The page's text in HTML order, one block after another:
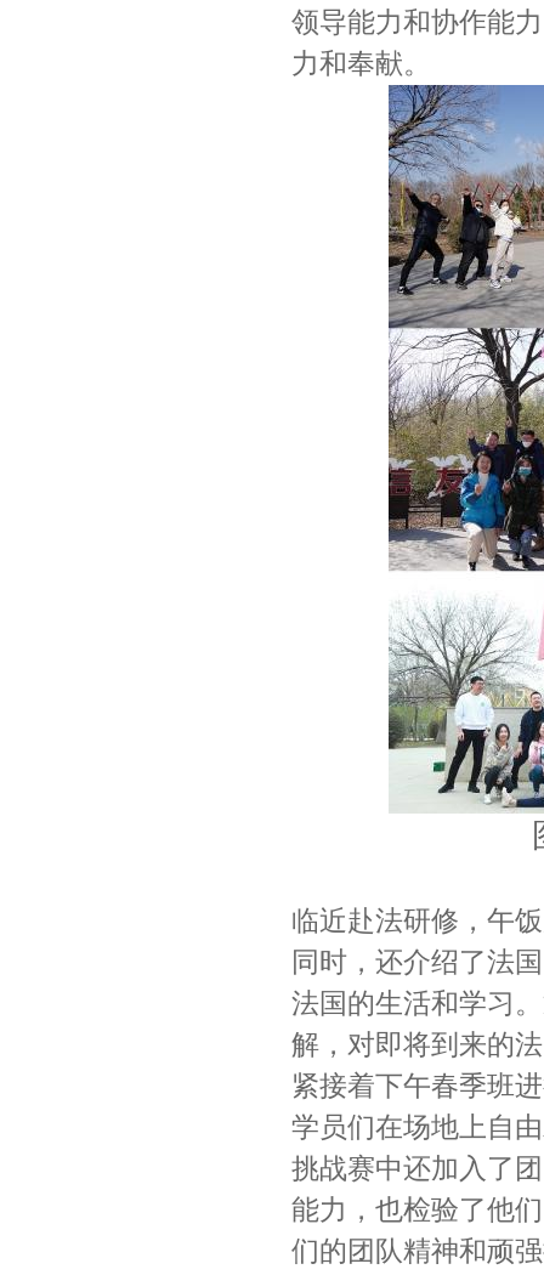
领导能力和协作能
力和奉献。
临近赴法研修，午
同时，还介绍了法
法国的生活和学习
解，对即将到来的
紧接着下午春季班
学员们在场地上自
挑战赛中还加入了
能力，也检验了他
们的团队精神和顽